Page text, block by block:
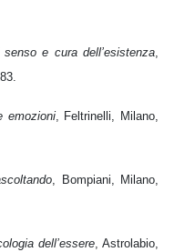
e cura dell’esistenza,
emozioni, Feltrinelli, Milano,
, Bompiani, Milano,
dell’essere, Astrolabio,